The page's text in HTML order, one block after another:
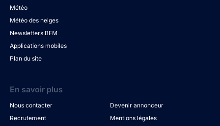
Météo
Météo des neiges
Newsletters BFM
Applications mobiles
Plan du site
En savoir plus
Nous contacter
Devenir annonceur
Recrutement
Mentions légales